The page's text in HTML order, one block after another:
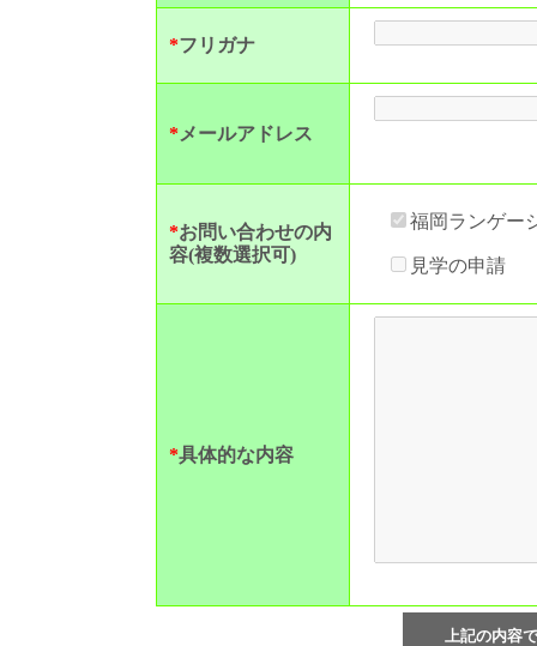
*フリガナ
*メールアドレス
*お問い合わせの内
容(複数選択可)
福岡ランゲー
見学の申請
*具体的な内容